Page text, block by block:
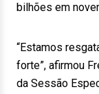
bilhões em
“Estamos
forte”, afirmou
da Sessão